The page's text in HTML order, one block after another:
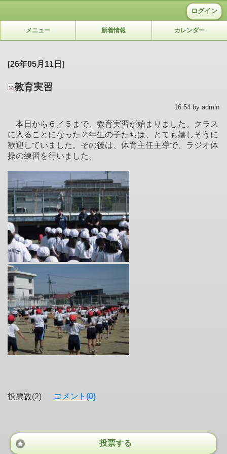
ログイン
メニュー 新着情報 カレンダー
[26年05月11日]
教育実習
16:54 by admin
本日から６／５まで、教育実習が始まりました。クラス
に入ることになった２年生の子たちは、とても嬉しそうに
歓迎していました。その後は、体育主任主導で、ラジオ体
操の練習を行いました。
投票数(2) コメント(0)
投票する